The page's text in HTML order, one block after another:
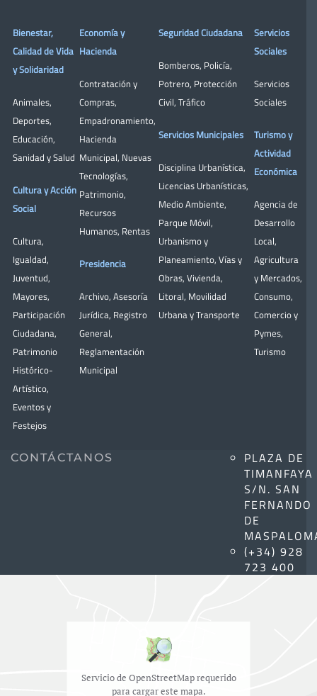
Bienestar,
Calidad de Vida
y Solidaridad
Animales,
Deportes,
Educación,
Sanidad y Salud
Cultura y Acción
Social
Cultura,
Igualdad,
Juventud,
Mayores,
Participación
Ciudadana,
Patrimonio
Histórico-
Artístico,
Eventos y
Festejos
Economía y
Hacienda
Contratación y
Compras,
Empadronamiento,
Hacienda
Municipal, Nuevas
Tecnologías,
Patrimonio,
Recursos
Humanos, Rentas
Presidencia
Archivo, Asesoría
Jurídica, Registro
General,
Reglamentación
Municipal
Seguridad Ciudadana
Bomberos, Policía,
Potrero, Protección
Civil, Tráfico
Servicios Municipales
Disciplina Urbanística,
Licencias Urbanísticas,
Medio Ambiente,
Parque Móvil,
Urbanismo y
Planeamiento, Vías y
Obras, Vivienda,
Litoral, Movilidad
Urbana y Transporte
Servicios
Sociales
Servicios
Sociales
Turismo y
Actividad
Económica
Agencia de
Desarrollo
Local,
Agricultura
y Mercados,
Consumo,
Comercio y
Pymes,
Turismo
CONTÁCTANOS
PLAZA DE
TIMANFAYA
S/N. SAN
FERNANDO
DE
(+34) 928
723 400
Servicio de OpenStreetMap requerido
para cargar este mapa.